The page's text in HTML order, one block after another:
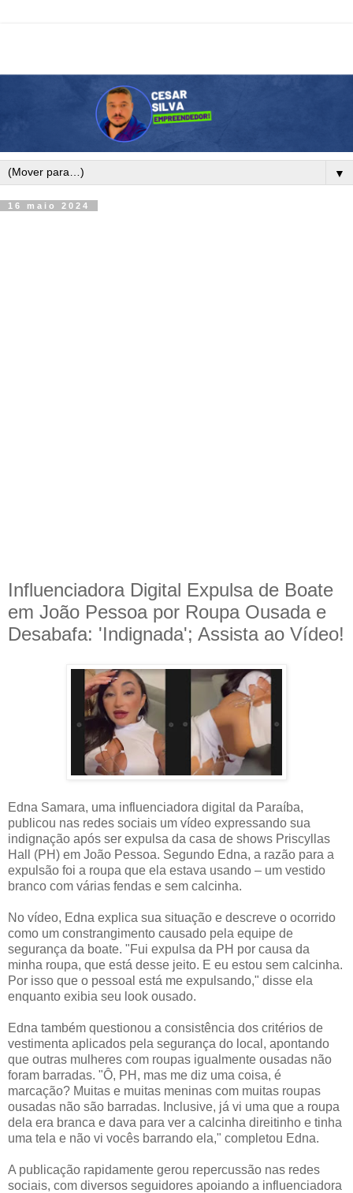
▼
16 maio 2024
Influenciadora Digital Expulsa de Boate
em João Pessoa por Roupa Ousada e
Desabafa: 'Indignada'; Assista ao Vídeo!
Edna Samara, uma influenciadora digital da Paraíba,
publicou nas redes sociais um vídeo expressando sua
indignação após ser expulsa da casa de shows Priscyllas
Hall (PH) em João Pessoa. Segundo Edna, a razão para a
expulsão foi a roupa que ela estava usando – um vestido
branco com várias fendas e sem calcinha.
No vídeo, Edna explica sua situação e descreve o ocorrido
como um constrangimento causado pela equipe de
segurança da boate. "Fui expulsa da PH por causa da
minha roupa, que está desse jeito. E eu estou sem calcinha.
Por isso que o pessoal está me expulsando," disse ela
enquanto exibia seu look ousado.
Edna também questionou a consistência dos critérios de
vestimenta aplicados pela segurança do local, apontando
que outras mulheres com roupas igualmente ousadas não
foram barradas. "Ô, PH, mas me diz uma coisa, é
marcação? Muitas e muitas meninas com muitas roupas
ousadas não são barradas. Inclusive, já vi uma que a roupa
dela era branca e dava para ver a calcinha direitinho e tinha
uma tela e não vi vocês barrando ela," completou Edna.
A publicação rapidamente gerou repercussão nas redes
sociais, com diversos seguidores apoiando a influenciadora